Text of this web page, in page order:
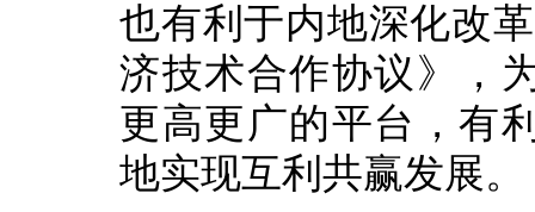
也有利于内地深化改
济技术合作协议》，
更高更广的平台，有
地实现互利共赢发展。